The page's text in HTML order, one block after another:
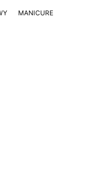
MANICURE